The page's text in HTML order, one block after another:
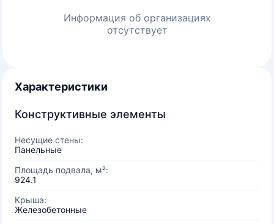
Информация об организациях
отсутствует
Характеристики
Конструктивные элементы
Несущие стены:
Панельные
Площадь подвала, м²:
924.1
Крыша:
Железобетонные